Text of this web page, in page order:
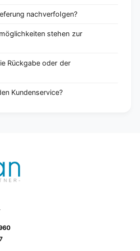
nachverfolgen?
stehen zur
Rückgabe oder der
Kundenservice?